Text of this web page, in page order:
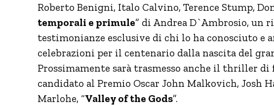
Roberto Benigni, Italo Calvino, Terence Stump,
temporali e primule” di Andrea D`Ambrosio, un
testimonianze esclusive di chi lo ha conosciuto e
celebrazioni per il centenario dalla nascita del
Prossimamente sarà trasmesso anche il thriller di
candidato al Premio Oscar John Malkovich, Josh
Marlohe, “Valley of the Gods”.